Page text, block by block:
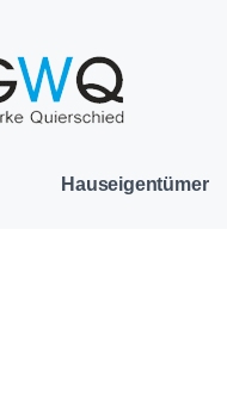
Hauseigentümer